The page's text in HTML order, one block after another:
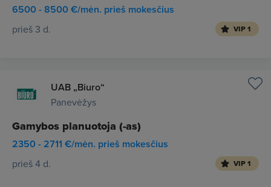
6500 - 8500 €/mėn. prieš mokesčius
prieš 3 d. VIP 1
UAB „Biuro“
Panevėžys
Gamybos planuotoja (-as)
2350 - 2711 €/mėn. prieš mokesčius
prieš 4 d. VIP 1